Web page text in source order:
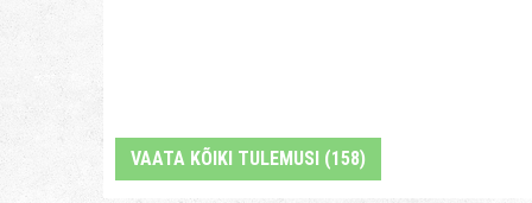
VAATA KÕIKI TULEMUSI (158)